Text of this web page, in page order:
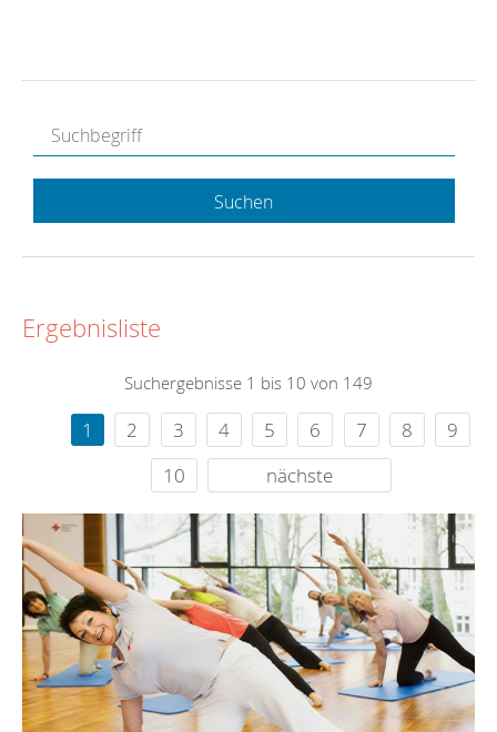
Suchen
Ergebnisliste
Suchergebnisse 1 bis 10 von 149
1 2 3 4 5 6 7 8
9
10
nächste